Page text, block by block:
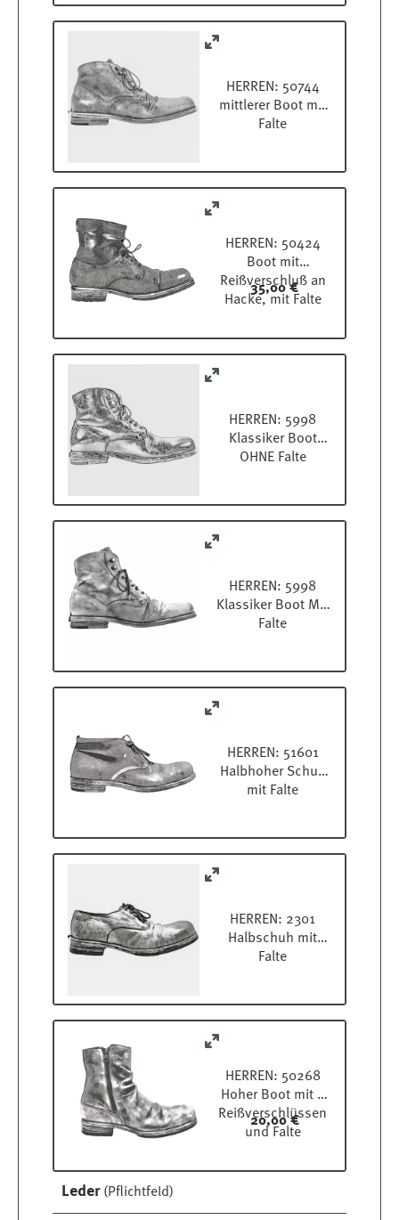
HERREN: 50744
mittlerer Boot mit
Falte
HERREN: 50424
Boot mit
Reißverschluß an
Hacke, mit Falte
35,00 €
HERREN: 5998
Klassiker Boot
OHNE Falte
HERREN: 5998
Klassiker Boot MIT
Falte
HERREN: 51601
Halbhoher Schuh
mit Falte
HERREN: 2301
Halbschuh mit
Falte
HERREN: 50268
Hoher Boot mit 2
Reißverschlüssen
und Falte
20,00 €
Leder(Pflichtfeld)